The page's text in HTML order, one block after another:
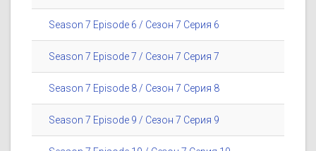
Season 7 Episode 6 / Сезон 7 Серия 6
Season 7 Episode 7 / Сезон 7 Серия 7
Season 7 Episode 8 / Сезон 7 Серия 8
Season 7 Episode 9 / Сезон 7 Серия 9